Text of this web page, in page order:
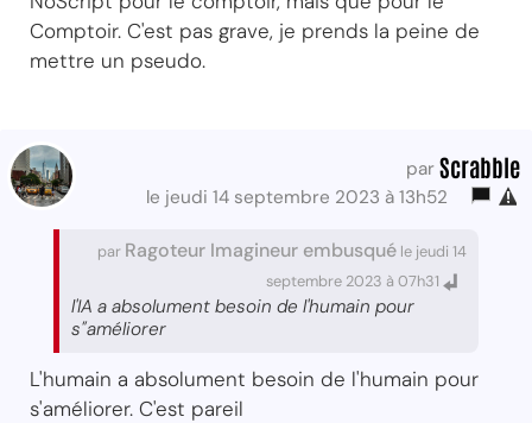
Comptoir. C'est pas grave, je prends la peine de
mettre un pseudo.
par Scrabble
le jeudi 14 septembre 2023 à 13h52
par Ragoteur Imagineur embusqué le jeudi 14
septembre 2023 à 07h31
l'IA a absolument besoin de l'humain pour
s"améliorer
L'humain a absolument besoin de l'humain pour
s'améliorer. C'est pareil